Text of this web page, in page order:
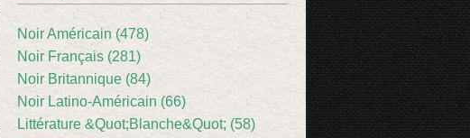
Noir Américain (478)
Noir Français (281)
Noir Britannique (84)
Noir Latino-Américain (66)
Littérature &Quot;Blanche&Quot; (58)